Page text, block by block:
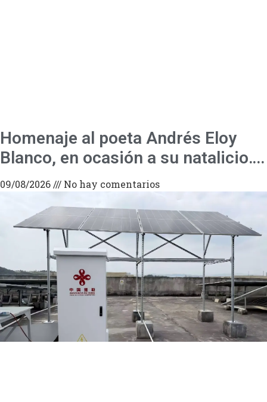
Homenaje al poeta Andrés Eloy
Blanco, en ocasión a su natalicio….
09/08/2026 No hay comentarios